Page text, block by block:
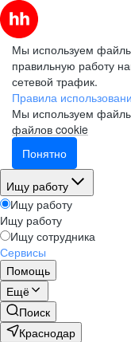
Мы используем
правильную работу
сетевой трафик.
Правила
Мы используем
файлов cookie
Понятно
Ищу работу
Ищу работу
Ищу работу
Ищу сотрудника
Сервисы
Помощь
Ещё
Поиск
Краснодар